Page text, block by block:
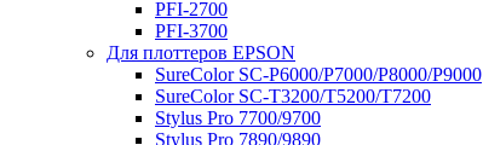
PFI-2700
PFI-3700
Для плоттеров EPSON
SureColor SC-P6000/P7000/P8000/P9000
SureColor SC-Т3200/T5200/T7200
Stylus Pro 7700/9700
Stylus Pro 7890/9890